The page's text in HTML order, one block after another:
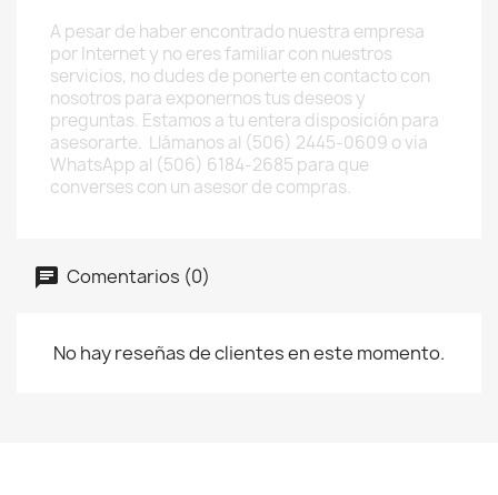
A pesar de haber encontrado nuestra empresa
por Internet y no eres familiar con nuestros
servicios, no dudes de ponerte en contacto con
nosotros para exponernos tus deseos y
preguntas. Estamos a tu entera disposición para
asesorarte. Llámanos al (506) 2445-0609 o via
WhatsApp al (506) 6184-2685 para que
converses con un asesor de compras.
Comentarios (0)
No hay reseñas de clientes en este momento.